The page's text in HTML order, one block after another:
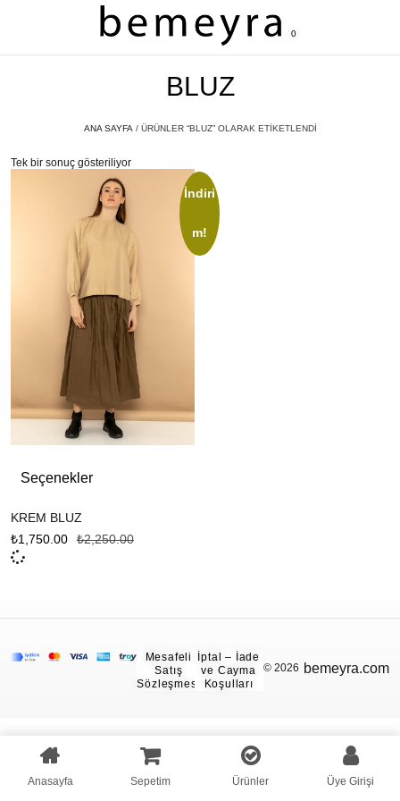
0
BLUZ
ANA SAYFA/ ÜRÜNLER “BLUZ” OLARAK ETIKETLENDI
İndiri
m!
Seçenekler
KREM BLUZ
₺2,250.00
₺1,750.00
Tek bir sonuç gösteriliyor
© 2026 bemeyra.com
Mesafeli
Satış
Sözleşmesi
İptal – İade
ve Cayma
Koşulları
Anasayfa Sepetim Ürünler Üye Girişi